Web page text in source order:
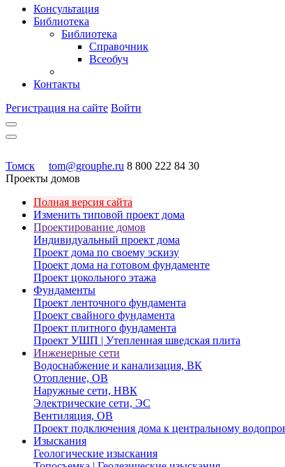
Консультация
Библиотека
Библиотека
Справочник
Всеобуч
Контакты
Регистрация на сайте Войти
Томск tom@grouphe.ru 8 800 222 84 30
Проекты домов
Полная версия сайта
Изменить типовой проект дома
Проектирование домов
Индивидуальный проект дома
Проект дома по своему эскизу
Проект дома на готовом фундаменте
Проект цокольного этажа
Фундаменты
Проект ленточного фундамента
Проект свайного фундамента
Проект плитного фундамента
Проект УШП | Утепленная шведская плита
Инженерные сети
Водоснабжение и канализация, ВК
Отопление, ОВ
Наружные сети, НВК
Электрические сети, ЭС
Вентиляция, ОВ
Проект подключения дома к центральному
Изыскания
Геологические изыскания